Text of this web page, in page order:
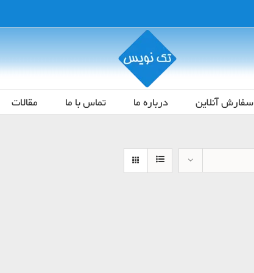
سفارش آنلاین درباره ما تماس با ما مقالات